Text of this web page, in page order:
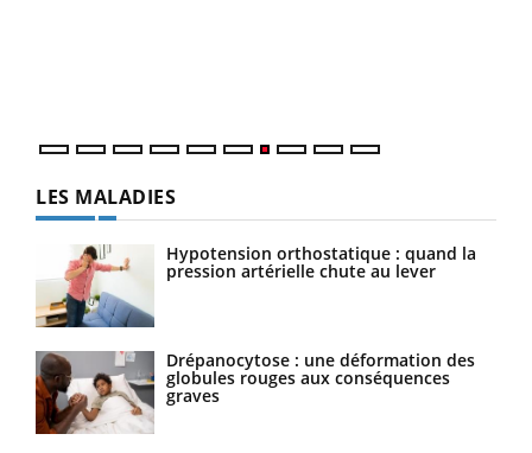
LES MALADIES
Hypotension orthostatique : quand la
pression artérielle chute au lever
Drépanocytose : une déformation des
globules rouges aux conséquences
graves